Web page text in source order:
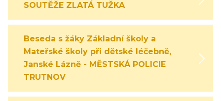
SOUTĚŽE ZLATÁ TUŽKA
Beseda s žáky Základní školy a
Mateřské školy při dětské léčebně,
Janské Lázně - MĚSTSKÁ POLICIE
TRUTNOV